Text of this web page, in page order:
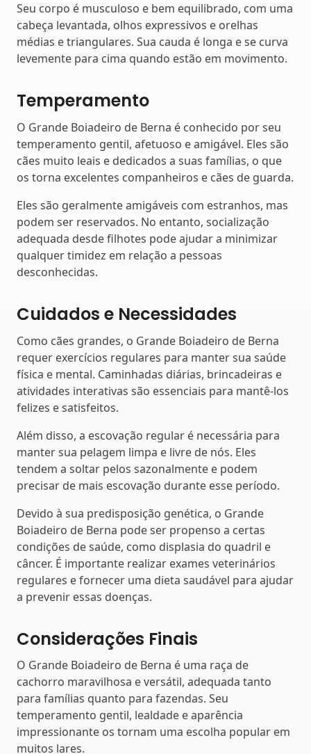
Seu corpo é musculoso e bem equilibrado, com uma
cabeça levantada, olhos expressivos e orelhas
médias e triangulares. Sua cauda é longa e se curva
levemente para cima quando estão em movimento.
Temperamento
O Grande Boiadeiro de Berna é conhecido por seu
temperamento gentil, afetuoso e amigável. Eles são
cães muito leais e dedicados a suas famílias, o que
os torna excelentes companheiros e cães de guarda.
Eles são geralmente amigáveis com estranhos, mas
podem ser reservados. No entanto, socialização
adequada desde filhotes pode ajudar a minimizar
qualquer timidez em relação a pessoas
desconhecidas.
Cuidados e Necessidades
Como cães grandes, o Grande Boiadeiro de Berna
requer exercícios regulares para manter sua saúde
física e mental. Caminhadas diárias, brincadeiras e
atividades interativas são essenciais para mantê-los
felizes e satisfeitos.
Além disso, a escovação regular é necessária para
manter sua pelagem limpa e livre de nós. Eles
tendem a soltar pelos sazonalmente e podem
precisar de mais escovação durante esse período.
Devido à sua predisposição genética, o Grande
Boiadeiro de Berna pode ser propenso a certas
condições de saúde, como displasia do quadril e
câncer. É importante realizar exames veterinários
regulares e fornecer uma dieta saudável para ajudar
a prevenir essas doenças.
Considerações Finais
O Grande Boiadeiro de Berna é uma raça de
cachorro maravilhosa e versátil, adequada tanto
para famílias quanto para fazendas. Seu
temperamento gentil, lealdade e aparência
impressionante os tornam uma escolha popular em
muitos lares.